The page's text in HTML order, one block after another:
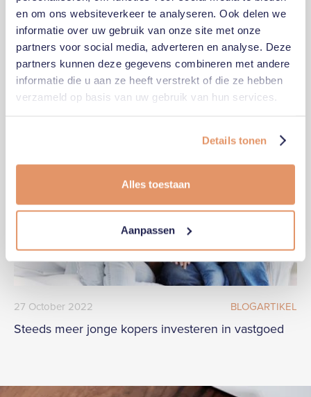
en om ons websiteverkeer te analyseren. Ook delen we
informatie over uw gebruik van onze site met onze
partners voor social media, adverteren en analyse. Deze
partners kunnen deze gegevens combineren met andere
informatie die u aan ze heeft verstrekt of die ze hebben
verzameld op basis van uw gebruik van hun services.
Details tonen
Alles toestaan
Aanpassen
16August 2022 BLOGARTIKEL
Chapter George Stories #1 - een klant aan het
woord
27 October 2022 BLOGARTIKEL
Steeds meer jonge kopers investeren in vastgoed